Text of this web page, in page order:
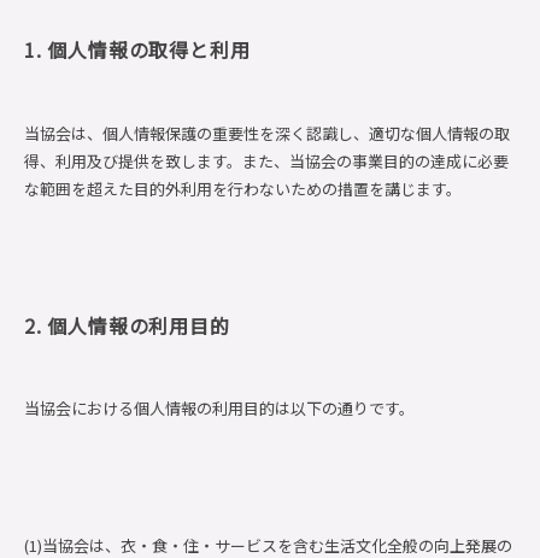
1. 個人情報の取得と利用
当協会は、個人情報保護の重要性を深く認識し、適切な個人情報の取
得、利用及び提供を致します。また、当協会の事業目的の達成に必要
な範囲を超えた目的外利用を行わないための措置を講じます。
2. 個人情報の利用目的
当協会における個人情報の利用目的は以下の通りです。
(1)当協会は、衣・食・住・サービスを含む生活文化全般の向上発展の